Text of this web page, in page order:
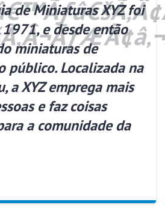
e desde então
miniaturas de
público. Localizada na
a XYZ emprega mais
e faz coisas
a comunidade da